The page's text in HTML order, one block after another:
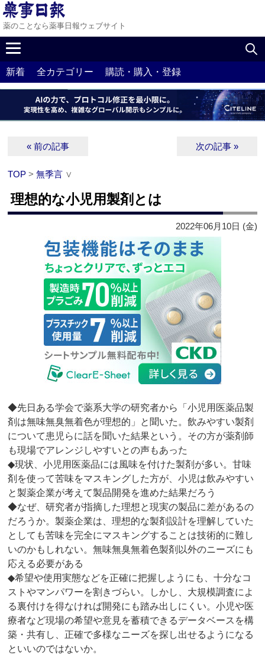
薬のことなら薬事日報ウェブサイト
新着 全カテゴリー 購読・購入・登録
« 前の記事 次の記事 »
TOP >無季言 ∨
理想的な小児用製剤とは
2022年06月10日 (金)
◆先日ある学会で薬系大学の研究者から「小児用医薬品製
剤は無味無臭無着色が理想的」と聞いた。飲みやすい製剤
について患児らに話を聞いた結果という。その方が薬剤師
も現場でアレンジしやすいとの声もあった
◆現状、小児用医薬品には風味を付けた製剤が多い。甘味
剤を使って苦味をマスキングした方が、小児は飲みやすい
と製薬企業が考えて製品開発を進めた結果だろう
◆なぜ、研究者が指摘した理想と現実の製品に差があるの
だろうか。製薬企業は、理想的な製剤設計を理解していた
としても苦味を完全にマスキングすることは技術的に難し
いのかもしれない。無味無臭無着色製剤以外のニーズにも
応える必要がある
◆希望や使用実態などを正確に把握しようにも、十分なコ
ストやマンパワーを割きづらい。しかし、大規模調査によ
る裏付けを得なければ開発にも踏み出しにくい。小児や医
療者など現場の希望や意見を蓄積できるデータベースを構
築・共有し、正確で多様なニーズを探し出せるようになる
といいのではないか。